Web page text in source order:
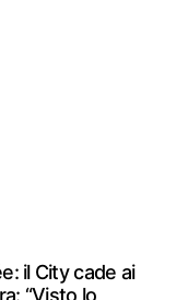
il City cade ai
“Visto lo